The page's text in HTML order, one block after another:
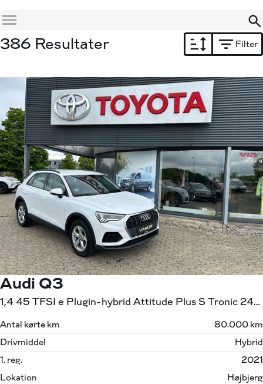
Menu
386 Resultater Filter
Audi Q3
1,4 45 TFSI e Plugin-hybrid Attitude Plus S Tronic 245HK 5d 6g Aut.
Antal kørte km
80.000 km
Drivmiddel
Hybrid
1. reg.
2021
Lokation
Højbjerg